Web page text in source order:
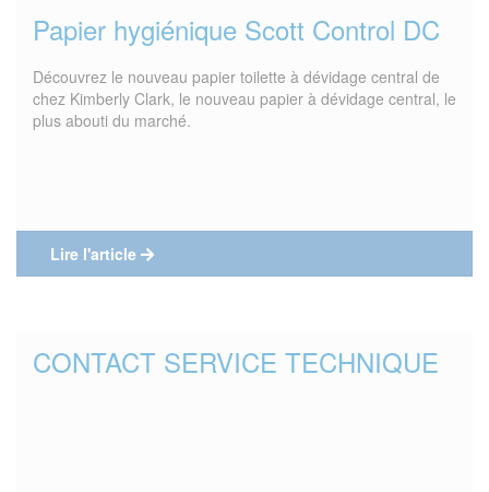
Papier hygiénique Scott Control DC
Découvrez le nouveau papier toilette à dévidage central de
chez Kimberly Clark, le nouveau papier à dévidage central, le
plus abouti du marché.
Lire l'article
CONTACT SERVICE TECHNIQUE